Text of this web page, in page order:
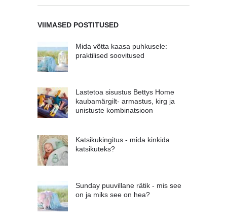
VIIMASED POSTITUSED
Mida võtta kaasa puhkusele:
praktilised soovitused
Lastetoa sisustus Bettys Home
kaubamärgilt- armastus, kirg ja
unistuste kombinatsioon
Katsikukingitus - mida kinkida
katsikuteks?
Sunday puuvillane rätik - mis see
on ja miks see on hea?